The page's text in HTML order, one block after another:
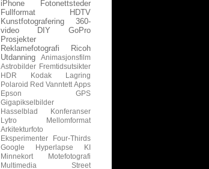
iPhone
Fotonettsteder
Fullformat
HDTV
Kunstfotografering
360-
video
DIY
GoPro
Prosjekter
Reklamefotografi
Ricoh
Utdanning
Animasjonsfilm
Astrobilder Fremtidsutsikter
HDR
Kodak
Lagring
Polaroid Red Vanntett Apps
Epson
GPS
Gigapikselbilder
Hasselblad
Konferanser
Lytro
Mellomformat
Arkitekturfoto
Eksperimenter
Four-Thirds
Google
Hyperlapse
KI
Minnekort
Motefotografi
Multimedia
Street